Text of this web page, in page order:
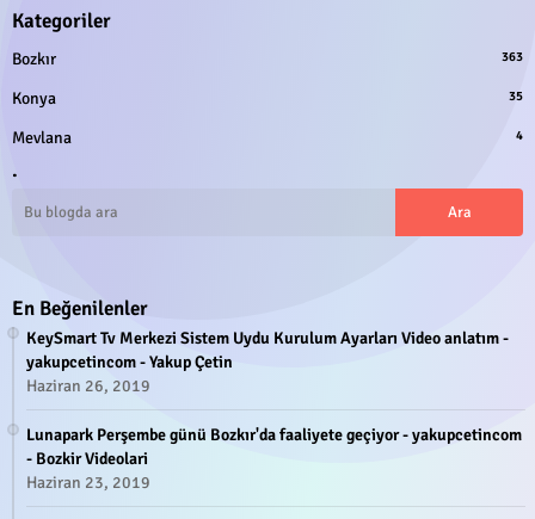
Kategoriler
Bozkır 363
Konya 35
Mevlana 4
.
En Beğenilenler
KeySmart Tv Merkezi Sistem Uydu Kurulum Ayarları Video anlatım -
yakupcetincom - Yakup Çetin
Haziran 26, 2019
Lunapark Perşembe günü Bozkır'da faaliyete geçiyor - yakupcetincom
- Bozkir Videolari
Haziran 23, 2019